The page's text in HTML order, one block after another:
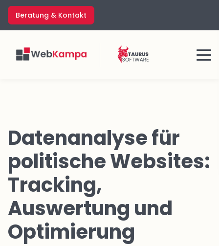
Zum
Inhalt
springen
Beratung & Kontakt
Menü
Datenanalyse für
politische Websites:
Tracking,
Auswertung und
Optimierung